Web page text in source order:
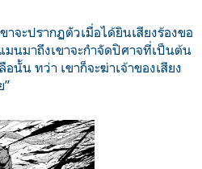
จะปรากฏตัวเมื่อได้ยินเสียงร้องขอ
มนมาถึงเขาจะกำจัดปิศาจที่เป็นต้น
นั้น ทว่า เขาก็จะฆ่าเจ้าของเสียง